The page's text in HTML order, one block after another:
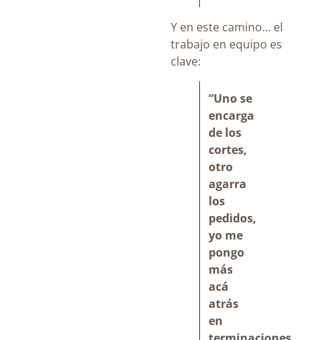
Y en este camino… el
trabajo en equipo es
clave:
“Uno se
encarga
de los
cortes,
otro
agarra
los
pedidos,
yo me
pongo
más
acá
atrás
en